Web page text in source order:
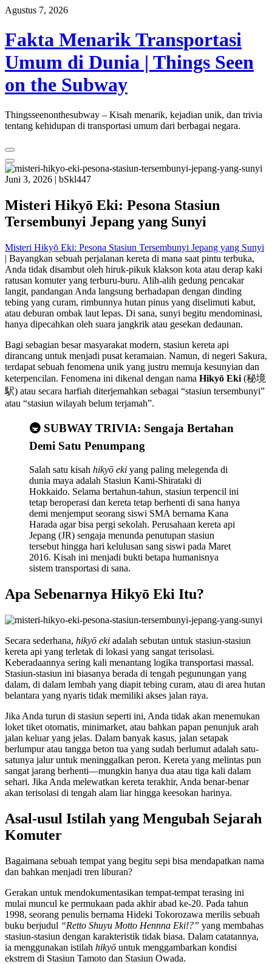
Skip
content
Agustus 7, 2026
Fakta Menarik Transportasi
Umum di Dunia | Things Seen
on the Subway
Thingsseenonthesubway – Kisah menarik, kejadian unik, dan trivia
tentang kehidupan di transportasi umum dari berbagai negara.
Juni 3, 2026 | bSkl447
Misteri Hikyō Eki: Pesona Stasiun
Tersembunyi Jepang yang Sunyi
Misteri Hikyō Eki: Pesona Stasiun Tersembunyi Jepang yang Sunyi
| Bayangkan sebuah perjalanan kereta di mana saat pintu terbuka,
Anda tidak disambut oleh hiruk-pikuk klakson kota atau derap kaki
ratusan komuter yang terburu-buru. Alih-alih gedung pencakar
langit, pandangan Anda langsung berhadapan dengan dinding
tebing yang curam, rimbunnya hutan pinus yang diselimuti kabut,
atau deburan ombak laut lepas. Di sana, sunyi begitu mendominasi,
hanya dipecahkan oleh suara jangkrik atau gesekan dedaunan.
Bagi sebagian besar masyarakat modern, stasiun kereta api
dirancang untuk menjadi pusat keramaian. Namun, di negeri Sakura,
terdapat sebuah fenomena unik yang justru memuja kesunyian dan
keterpencilan. Fenomena ini dikenal dengan nama Hikyō Eki (秘境
駅) atau secara harfiah diterjemahkan sebagai “stasiun tersembunyi”
atau “stasiun wilayah belum terjamah”.
🚇 SUBWAY TRIVIA: Sengaja Bertahan
Demi Satu Penumpang
Salah satu kisah hikyō eki yang paling melegenda di
dunia maya adalah Stasiun Kami-Shirataki di
Hokkaido. Selama bertahun-tahun, stasiun terpencil ini
tetap beroperasi dan kereta tetap berhenti di sana hanya
demi menjemput seorang siswi SMA bernama Kana
Harada agar bisa pergi sekolah. Perusahaan kereta api
Jepang (JR) sengaja menunda penutupan stasiun
tersebut hingga hari kelulusan sang siswi pada Maret
2016. Kisah ini menjadi bukti betapa humanisnya
sistem transportasi di sana.
Apa Sebenarnya Hikyō Eki Itu?
Secara sederhana, hikyō eki adalah sebutan untuk stasiun-stasiun
kereta api yang terletak di lokasi yang sangat terisolasi.
Keberadaannya sering kali menantang logika transportasi massal.
Stasiun-stasiun ini biasanya berada di tengah pegunungan yang
dalam, di dalam lembah yang diapit tebing curam, atau di area hutan
belantara yang nyaris tidak memiliki akses jalan raya.
Jika Anda turun di stasiun seperti ini, Anda tidak akan menemukan
loket tiket otomatis, minimarket, atau bahkan papan penunjuk arah
jalan keluar yang jelas. Dalam banyak kasus, jalan setapak
berlumpur atau tangga beton tua yang sudah berlumut adalah satu-
satunya jalur untuk meninggalkan peron. Kereta yang melintas pun
sangat jarang berhenti—mungkin hanya dua atau tiga kali dalam
sehari. Jika Anda melewatkan kereta terakhir, Anda benar-benar
akan terisolasi di tengah alam liar hingga keesokan harinya.
Asal-usul Istilah yang Mengubah Sejarah
Komuter
Bagaimana sebuah tempat yang begitu sepi bisa mendapatkan nama
dan bahkan menjadi tren liburan?
Gerakan untuk mendokumentasikan tempat-tempat terasing ini
mulai muncul ke permukaan pada akhir abad ke-20. Pada tahun
1998, seorang penulis bernama Hideki Tokorozawa merilis sebuah
buku berjudul “Retto Shuyu Motto Hennna Eki!?” yang membahas
stasiun-stasiun dengan karakteristik tidak biasa. Dalam catatannya,
ia menggunakan istilah hikyō untuk menggambarkan kondisi
ekstrem di Stasiun Tamoto dan Stasiun Owada.